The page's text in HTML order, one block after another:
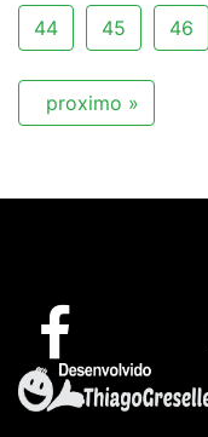
44 45 46
proximo »